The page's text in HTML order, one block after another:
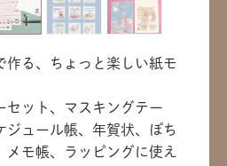
作る、ちょっと楽しい紙モ
セット、マスキングテー
ジュール帳、年賀状、ぽち
メモ帳、ラッピングに使え